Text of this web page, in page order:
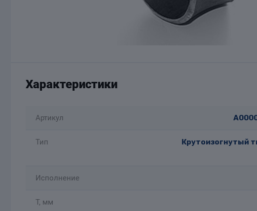
Характеристики
Артикул
Тип
Крутоизогнутый
Исполнение
T, мм